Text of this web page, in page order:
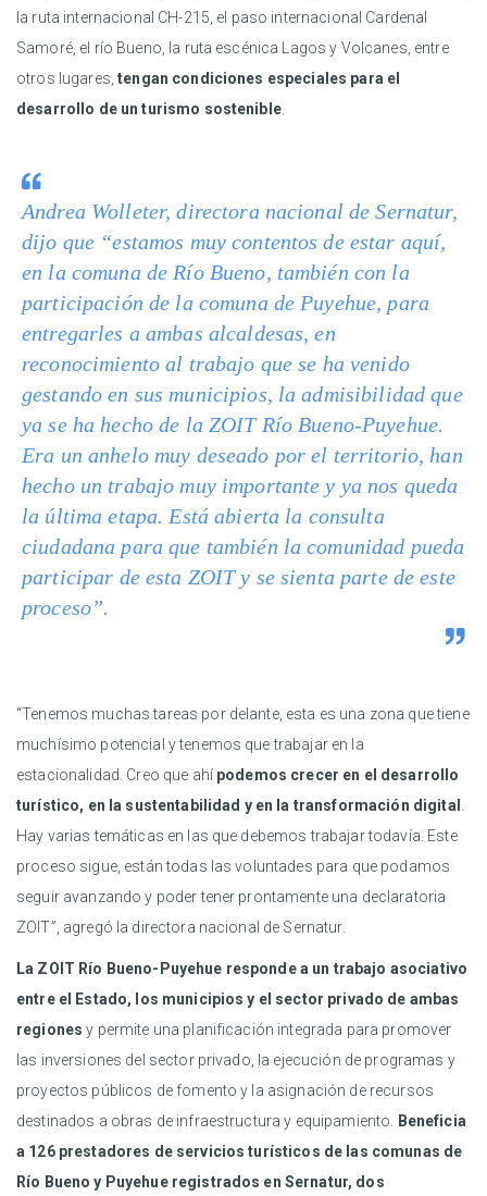
la ruta internacional CH-215, el paso internacional Cardenal
Samoré, el río Bueno, la ruta escénica Lagos y Volcanes, entre
otros lugares,tengan condiciones especiales para el
desarrollo de un turismo sostenible.
Andrea Wolleter, directora nacional de Sernatur,
dijo que “estamos muy contentos de estar aquí,
en la comuna de Río Bueno, también con la
participación de la comuna de Puyehue, para
entregarles a ambas alcaldesas, en
reconocimiento al trabajo que se ha venido
gestando en sus municipios, la admisibilidad que
ya se ha hecho de la ZOIT Río Bueno-Puyehue.
Era un anhelo muy deseado por el territorio, han
hecho un trabajo muy importante y ya nos queda
la última etapa. Está abierta la consulta
ciudadana para que también la comunidad pueda
participar de esta ZOIT y se sienta parte de este
proceso”.
“Tenemos muchas tareas por delante, esta es una zona que tiene
muchísimo potencial y tenemos que trabajar en la
estacionalidad. Creo que ahí podemos crecer en el desarrollo
turístico, en la sustentabilidad y en la transformación digital
Hay varias temáticas en las que debemos trabajar todavía. Este
proceso sigue, están todas las voluntades para que podamos
seguir avanzando y poder tener prontamente una declaratoria
ZOIT”, agregó la directora nacional de Sernatur.
La ZOIT Río Bueno-Puyehue responde a un trabajo asociativo
entre el Estado, los municipios y el sector privado de ambas
regiones y permite una planificación integrada para promover
las inversiones del sector privado, la ejecución de programas y
proyectos públicos de fomento y la asignación de recursos
destinados a obras de infraestructura y equipamiento.
Beneficia
a 126 prestadores de servicios turísticos de las comunas de
Río Bueno y Puyehue registrados en Sernatur, dos